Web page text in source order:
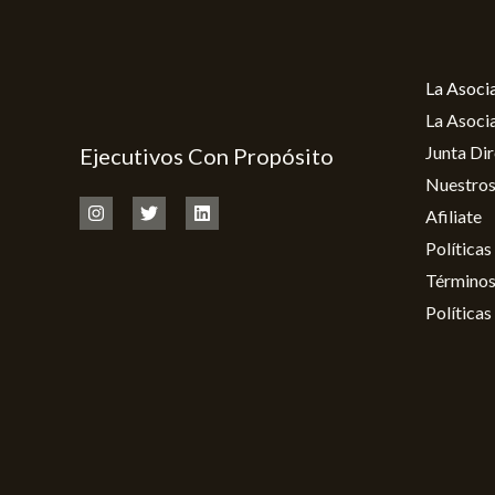
Ejecutivos Con Propósito
La
La
Junta
Afiliate
Políticas
Políticas